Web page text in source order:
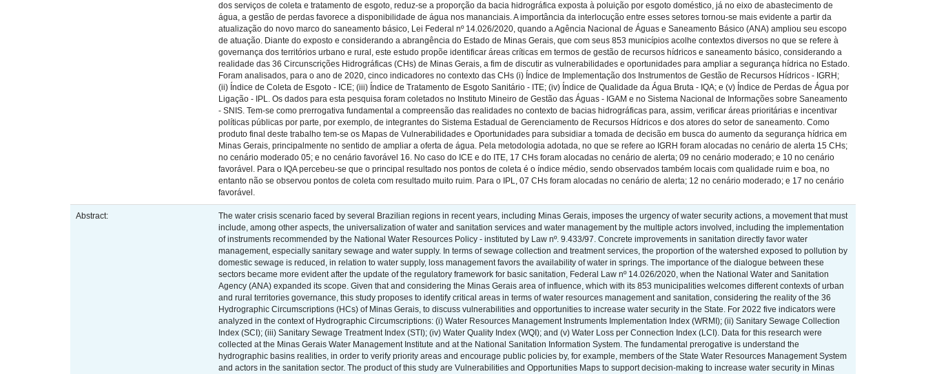
dos serviços de coleta e tratamento de esgoto, reduz-se a proporção da bacia hidrográfica exposta à poluição por esgoto doméstico, já no eixo de abastecimento de
água, a gestão de perdas favorece a disponibilidade de água nos mananciais. A importância da interlocução entre esses setores tornou-se mais evidente a partir da
atualização do novo marco do saneamento básico, Lei Federal nº 14.026/2020, quando a Agência Nacional de Águas e Saneamento Básico (ANA) ampliou seu escopo
de atuação. Diante do exposto e considerando a abrangência do Estado de Minas Gerais, que com seus 853 municípios acolhe contextos diversos no que se refere à
governança dos territórios urbano e rural, este estudo propõe identificar áreas críticas em termos de gestão de recursos hídricos e saneamento básico, considerando a
realidade das 36 Circunscrições Hidrográficas (CHs) de Minas Gerais, a fim de discutir as vulnerabilidades e oportunidades para ampliar a segurança hídrica no Estado.
Foram analisados, para o ano de 2020, cinco indicadores no contexto das CHs (i) Índice de Implementação dos Instrumentos de Gestão de Recursos Hídricos - IGRH;
(ii) Índice de Coleta de Esgoto - ICE; (iii) Índice de Tratamento de Esgoto Sanitário - ITE; (iv) Índice de Qualidade da Água Bruta - IQA; e (v) Índice de Perdas de Água por
Ligação - IPL. Os dados para esta pesquisa foram coletados no Instituto Mineiro de Gestão das Águas - IGAM e no Sistema Nacional de Informações sobre Saneamento
- SNIS. Tem-se como prerrogativa fundamental a compreensão das realidades no contexto de bacias hidrográficas para, assim, verificar áreas prioritárias e incentivar
políticas públicas por parte, por exemplo, de integrantes do Sistema Estadual de Gerenciamento de Recursos Hídricos e dos atores do setor de saneamento. Como
produto final deste trabalho tem-se os Mapas de Vulnerabilidades e Oportunidades para subsidiar a tomada de decisão em busca do aumento da segurança hídrica em
Minas Gerais, principalmente no sentido de ampliar a oferta de água. Pela metodologia adotada, no que se refere ao IGRH foram alocadas no cenário de alerta 15 CHs;
no cenário moderado 05; e no cenário favorável 16. No caso do ICE e do ITE, 17 CHs foram alocadas no cenário de alerta; 09 no cenário moderado; e 10 no cenário
favorável. Para o IQA percebeu-se que o principal resultado nos pontos de coleta é o índice médio, sendo observados também locais com qualidade ruim e boa, no
entanto não se observou pontos de coleta com resultado muito ruim. Para o IPL, 07 CHs foram alocadas no cenário de alerta; 12 no cenário moderado; e 17 no cenário
favorável.
Abstract:
The water crisis scenario faced by several Brazilian regions in recent years, including Minas Gerais, imposes the urgency of water security actions, a movement that must
include, among other aspects, the universalization of water and sanitation services and water management by the multiple actors involved, including the implementation
of instruments recommended by the National Water Resources Policy - instituted by Law nº. 9.433/97. Concrete improvements in sanitation directly favor water
management, especially sanitary sewage and water supply. In terms of sewage collection and treatment services, the proportion of the watershed exposed to pollution by
domestic sewage is reduced, in relation to water supply, loss management favors the availability of water in springs. The importance of the dialogue between these
sectors became more evident after the update of the regulatory framework for basic sanitation, Federal Law nº 14.026/2020, when the National Water and Sanitation
Agency (ANA) expanded its scope. Given that and considering the Minas Gerais area of influence, which with its 853 municipalities welcomes different contexts of urban
and rural territories governance, this study proposes to identify critical areas in terms of water resources management and sanitation, considering the reality of the 36
Hydrographic Circumscriptions (HCs) of Minas Gerais, to discuss vulnerabilities and opportunities to increase water security in the State. For 2022 five indicators were
analyzed in the context of Hydrographic Circumscriptions: (i) Water Resources Management Instruments Implementation Index (WRMI); (ii) Sanitary Sewage Collection
Index (SCI); (iii) Sanitary Sewage Treatment Index (STI); (iv) Water Quality Index (WQI); and (v) Water Loss per Connection Index (LCI). Data for this research were
collected at the Minas Gerais Water Management Institute and at the National Sanitation Information System. The fundamental prerogative is understand the
hydrographic basins realities, in order to verify priority areas and encourage public policies by, for example, members of the State Water Resources Management System
and actors in the sanitation sector. The product of this study are Vulnerabilities and Opportunities Maps to support decision-making to increase water security in Minas